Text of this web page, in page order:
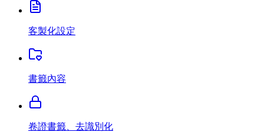
客製化設定
書籤內容
卷證書籤、去識別化